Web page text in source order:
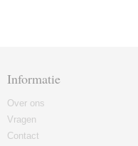
Informatie
Over ons
Vragen
Contact